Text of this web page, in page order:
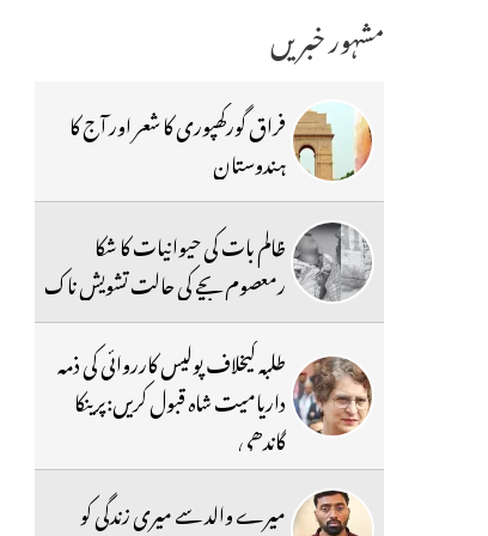
مشہور خبریں
فراق گورکھپوری کا شعر اور آج کا
ہندوستان
ظالم بات کی حیوانیات کا شکا
رمعصوم بچے کی حالت تشویش ناک
طلبہ کیخلاف پولیس کارروائی کی ذمہ
داریامیت شاہ قبول کریں:پرینکا
گاندھی
میرے والد سے میری زندگی کو